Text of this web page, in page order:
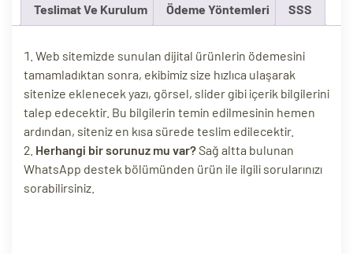
Teslimat Ve Kurulum Ödeme Yöntemleri SSS
Web sitemizde sunulan dijital ürünlerin ödemesini
tamamladıktan sonra, ekibimiz size hızlıca ulaşarak
sitenize eklenecek yazı, görsel, slider gibi içerik bilgilerini
talep edecektir. Bu bilgilerin temin edilmesinin hemen
ardından, siteniz en kısa sürede teslim edilecektir.
Herhangi bir sorunuz mu var?Sağ altta bulunan
WhatsApp destek bölümünden ürün ile ilgili sorularınızı
sorabilirsiniz.